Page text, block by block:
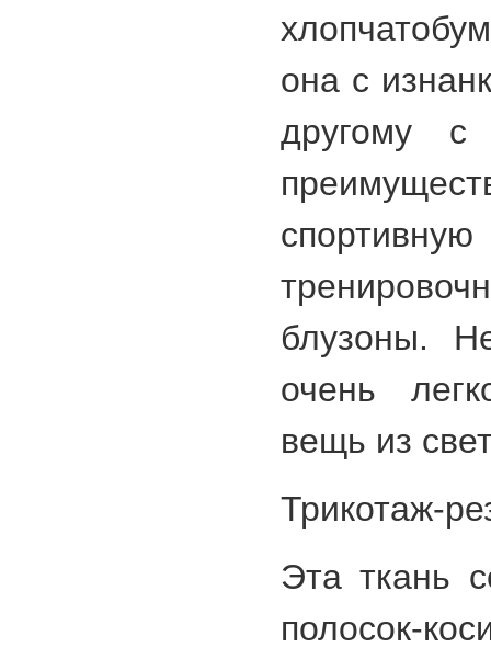
она с
другому
блузоны.
очень
вещь из
Трикотаж-
Эта ткань
полосок-